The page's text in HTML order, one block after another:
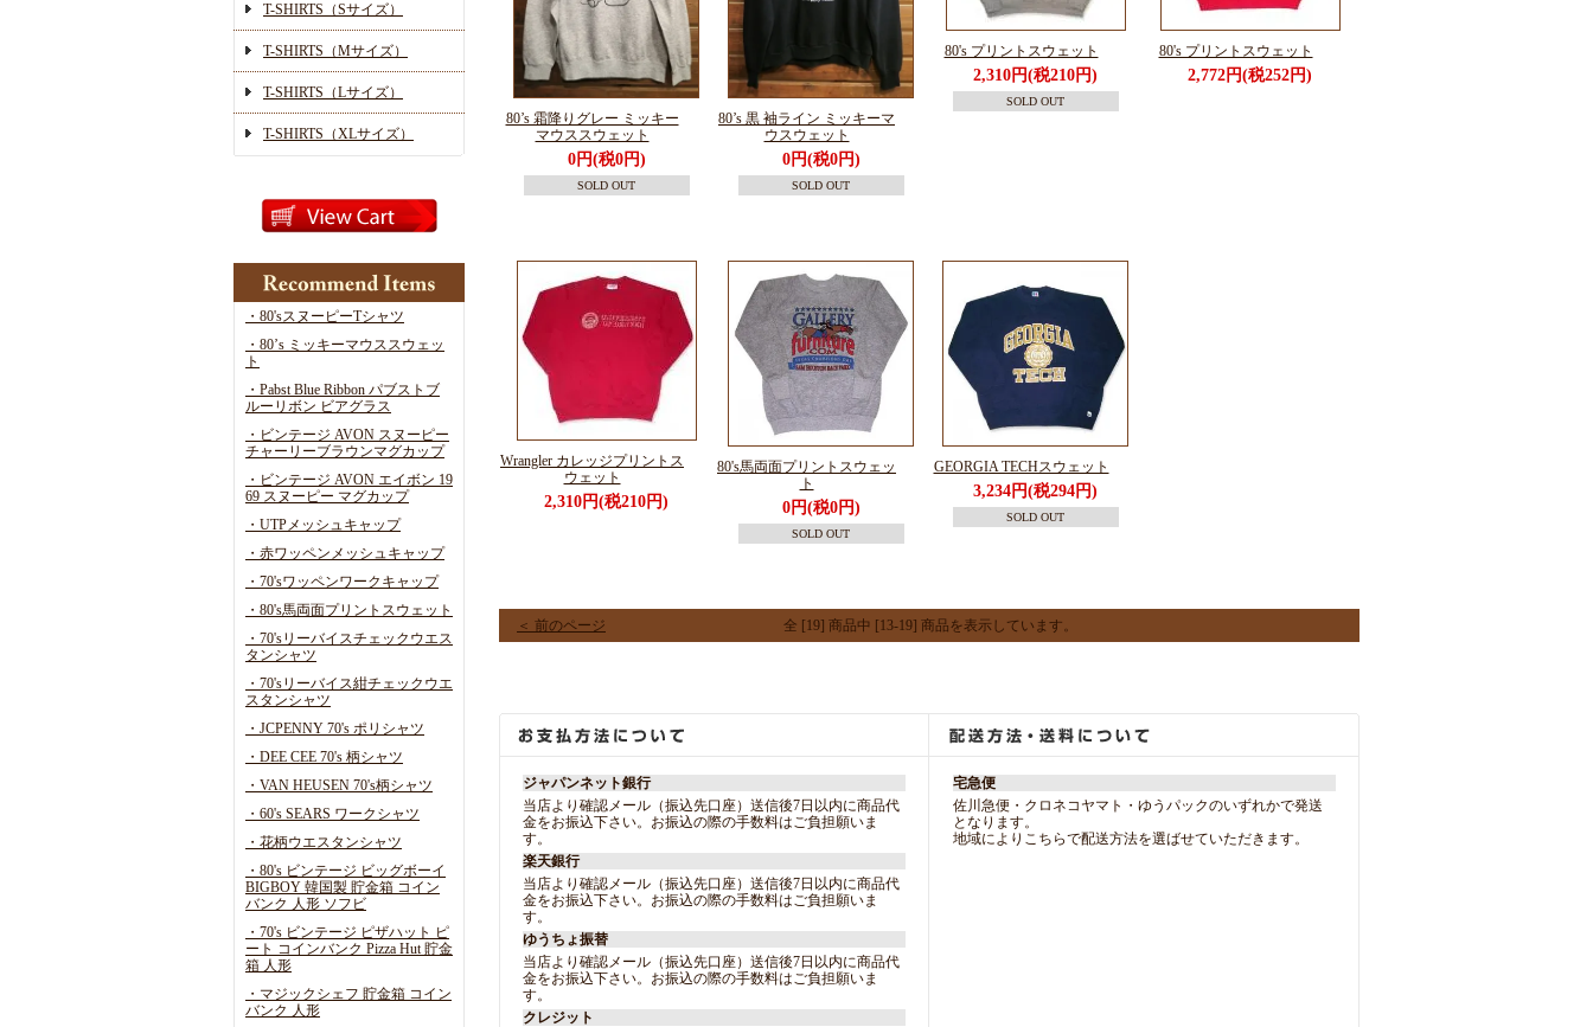
T-SHIRTS（Sサイズ）
T-SHIRTS（Mサイズ）
T-SHIRTS（Lサイズ）
T-SHIRTS（XLサイズ）
・80'sスヌーピーTシャツ
・80’s ミッキーマウススウェッ
ト
・Pabst Blue Ribbon パブストブ
ルーリボン ビアグラス
・ビンテージ AVON スヌーピー
チャーリーブラウンマグカップ
・ビンテージ AVON エイボン 19
69 スヌーピー マグカップ
・UTPメッシュキャップ
・赤ワッペンメッシュキャップ
・70'sワッペンワークキャップ
・80's馬両面プリントスウェット
・70'sリーバイスチェックウエス
タンシャツ
・70'sリーバイス紺チェックウエ
スタンシャツ
・JCPENNY 70's ポリシャツ
・DEE CEE 70's 柄シャツ
・VAN HEUSEN 70's柄シャツ
・60's SEARS ワークシャツ
・花柄ウエスタンシャツ
・80's ビンテージ ビッグボーイ
BIGBOY 韓国製 貯金箱 コイン
バンク 人形 ソフビ
・70's ビンテージ ピザハット ピ
ート コインバンク Pizza Hut 貯金
箱 人形
・マジックシェフ 貯金箱 コイン
バンク 人形
80’s 霜降りグレー ミッキー
マウススウェット
0円(税0円)
SOLD OUT
80’s 黒 袖ライン ミッキーマ
ウスウェット
0円(税0円)
SOLD OUT
80's プリントスウェット
2,310円(税210円)
SOLD OUT
80's プリントスウェット
2,772円(税252円)
Wrangler カレッジプリントス
ウェット
2,310円(税210円)
80's馬両面プリントスウェッ
ト
0円(税0円)
SOLD OUT
GEORGIA TECHスウェット
3,234円(税294円)
SOLD OUT
＜ 前のページ 全 [19] 商品中 [13-19] 商品を表示しています。
ジャパンネット銀行
当店より確認メール（振込先口座）送信後7日以内に商品代
金をお振込下さい。お振込の際の手数料はご負担願いま
す。
楽天銀行
当店より確認メール（振込先口座）送信後7日以内に商品代
金をお振込下さい。お振込の際の手数料はご負担願いま
す。
ゆうちょ振替
当店より確認メール（振込先口座）送信後7日以内に商品代
金をお振込下さい。お振込の際の手数料はご負担願いま
す。
クレジット
宅急便
佐川急便・クロネコヤマト・ゆうパックのいずれかで発送
となります。
地域によりこちらで配送方法を選ばせていただきます。